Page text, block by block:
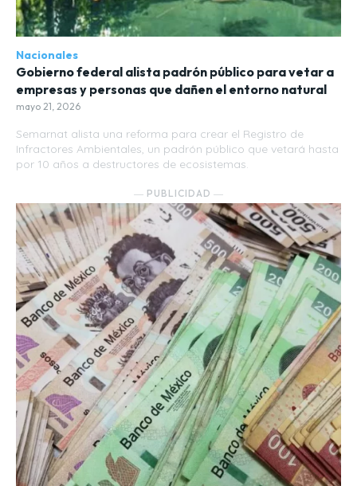
Nacionales
Gobierno federal alista padrón público para vetar a
empresas y personas que dañen el entorno natural
mayo 21, 2026
Semarnat alista una reforma para crear el Registro de
Infractores Ambientales, un padrón público que vetará hasta
por 10 años a destructores de ecosistemas.
― PUBLICIDAD ―